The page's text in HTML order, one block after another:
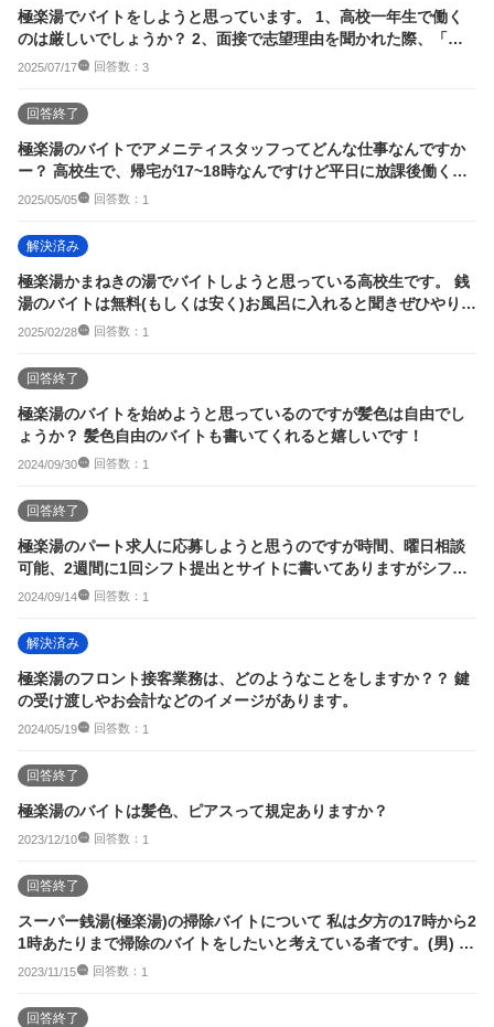
極楽湯でバイトをしようと思っています。 1、高校一年生で働く
のは厳しいでしょうか？ 2、面接で志望理由を聞かれた際、「温
泉が好きでバイ...
2025/07/17 回答数： 3
回答終了
極楽湯のバイトでアメニティスタッフってどんな仕事なんですか
ー？ 高校生で、帰宅が17~18時なんですけど平日に放課後働くの
って出来ま...
2025/05/05 回答数： 1
解決済み
極楽湯かまねきの湯でバイトしようと思っている高校生です。 銭
湯のバイトは無料(もしくは安く)お風呂に入れると聞きぜひやりた
いなと思って...
2025/02/28 回答数： 1
回答終了
極楽湯のバイトを始めようと思っているのですが髪色は自由でし
ょうか？ 髪色自由のバイトも書いてくれると嬉しいです！
2024/09/30 回答数： 1
回答終了
極楽湯のパート求人に応募しようと思うのですが時間、曜日相談
可能、2週間に1回シフト提出とサイトに書いてありますがシフト
制ともあり交代制...
2024/09/14 回答数： 1
解決済み
極楽湯のフロント接客業務は、どのようなことをしますか？？ 鍵
の受け渡しやお会計などのイメージがあります。
2024/05/19 回答数： 1
回答終了
極楽湯のバイトは髪色、ピアスって規定ありますか？
2023/12/10 回答数： 1
回答終了
スーパー銭湯(極楽湯)の掃除バイトについて 私は夕方の17時から2
1時あたりまで掃除のバイトをしたいと考えている者です。(男) 仕
事内...
2023/11/15 回答数： 1
回答終了